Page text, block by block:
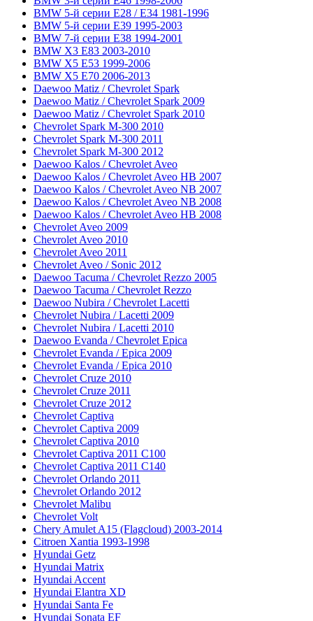
BMW 5-й серии E28 / E34 1981-1996
BMW 5-й серии E39 1995-2003
BMW 7-й серии E38 1994-2001
BMW X3 E83 2003-2010
BMW X5 E53 1999-2006
BMW X5 E70 2006-2013
Daewoo Matiz / Chevrolet Spark
Daewoo Matiz / Chevrolet Spark 2009
Daewoo Matiz / Chevrolet Spark 2010
Chevrolet Spark M-300 2010
Chevrolet Spark M-300 2011
Chevrolet Spark M-300 2012
Daewoo Kalos / Chevrolet Aveo
Daewoo Kalos / Chevrolet Aveo HB 2007
Daewoo Kalos / Chevrolet Aveo NB 2007
Daewoo Kalos / Chevrolet Aveo NB 2008
Daewoo Kalos / Chevrolet Aveo HB 2008
Chevrolet Aveo 2009
Chevrolet Aveo 2010
Chevrolet Aveo 2011
Chevrolet Aveo / Sonic 2012
Daewoo Tacuma / Chevrolet Rezzo 2005
Daewoo Tacuma / Chevrolet Rezzo
Daewoo Nubira / Chevrolet Lacetti
Chevrolet Nubira / Lacetti 2009
Chevrolet Nubira / Lacetti 2010
Daewoo Evanda / Chevrolet Epica
Chevrolet Evanda / Epica 2009
Chevrolet Evanda / Epica 2010
Chevrolet Cruze 2010
Chevrolet Cruze 2011
Chevrolet Cruze 2012
Chevrolet Captiva
Chevrolet Captiva 2009
Chevrolet Captiva 2010
Chevrolet Captiva 2011 C100
Chevrolet Captiva 2011 C140
Chevrolet Orlando 2011
Chevrolet Orlando 2012
Chevrolet Malibu
Chevrolet Volt
Chery Amulet A15 (Flagcloud) 2003-2014
Citroen Xantia 1993-1998
Hyundai Getz
Hyundai Matrix
Hyundai Accent
Hyundai Elantra XD
Hyundai Santa Fe
Hyundai Sonata EF